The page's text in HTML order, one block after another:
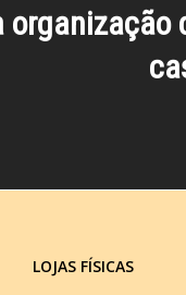
organização
LOJAS FÍSICAS